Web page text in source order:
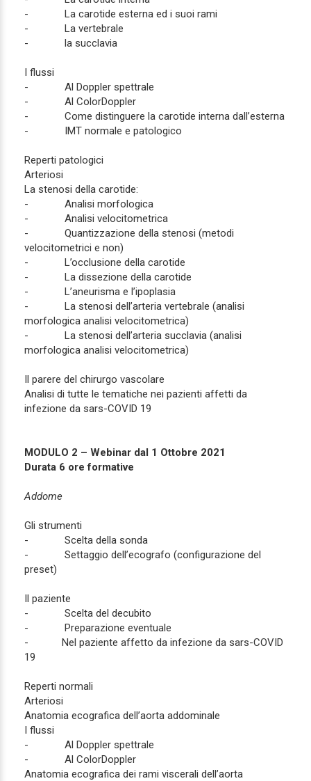
- La carotide esterna ed i suoi rami
- La vertebrale
- la succlavia
I flussi
- Al Doppler spettrale
- Al ColorDoppler
- Come distinguere la carotide interna dall’esterna
- IMT normale e patologico
Reperti patologici
Arteriosi
La stenosi della carotide:
- Analisi morfologica
- Analisi velocitometrica
- Quantizzazione della stenosi (metodi
velocitometrici e non)
- L’occlusione della carotide
- La dissezione della carotide
- L’aneurisma e l’ipoplasia
- La stenosi dell’arteria vertebrale (analisi
morfologica analisi velocitometrica)
- La stenosi dell’arteria succlavia (analisi
morfologica analisi velocitometrica)
Il parere del chirurgo vascolare
Analisi di tutte le tematiche nei pazienti affetti da
infezione da sars-COVID 19
MODULO 2 – Webinar dal 1 Ottobre 2021
Durata 6 ore formative
Addome
Gli strumenti
- Scelta della sonda
- Settaggio dell’ecografo (configurazione del
preset)
Il paziente
- Scelta del decubito
- Preparazione eventuale
- Nel paziente affetto da infezione da sars-COVID
19
Reperti normali
Arteriosi
Anatomia ecografica dell’aorta addominale
I flussi
- Al Doppler spettrale
- Al ColorDoppler
Anatomia ecografica dei rami viscerali dell’aorta